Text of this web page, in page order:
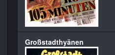
Großstadthyänen